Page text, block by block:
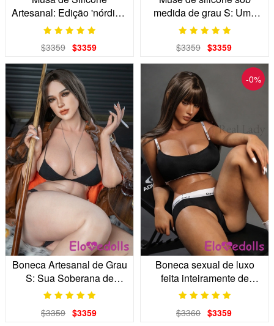
Artesanal: Edição 'nórdica'
Hiper-realista
$3359 $3359
medida de grau S: Uma
visão de luxo indomável
$3359 $3359
Boneca Artesanal de Grau
S: Sua Soberana de
Silicone Assertiva
$3359 $3359
-0%
Boneca sexual de luxo
feita inteiramente de
silicone, 168 cm | Seios
articulados
$3360 $3359